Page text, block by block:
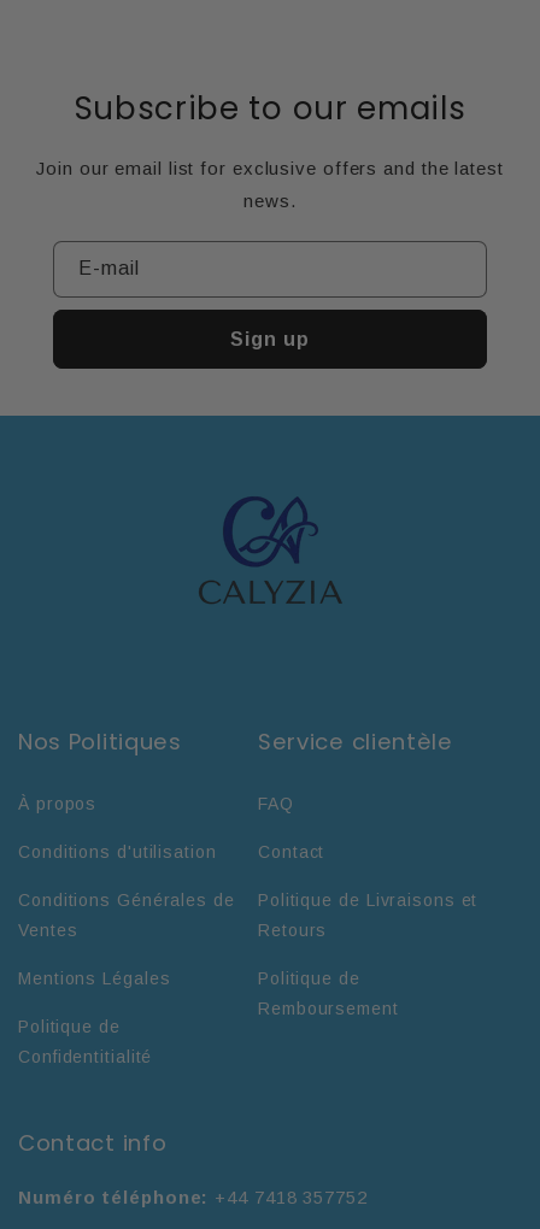
Subscribe to our emails
Join our email list for exclusive offers and the latest
news.
E-mail
Sign up
Nos Politiques
À propos
Conditions d'utilisation
Conditions Générales de
Ventes
Mentions Légales
Politique de
Confidentitialité
Service clientèle
FAQ
Contact
Politique de Livraisons et
Retours
Politique de
Remboursement
Contact info
Numéro téléphone: +44 7418 357752